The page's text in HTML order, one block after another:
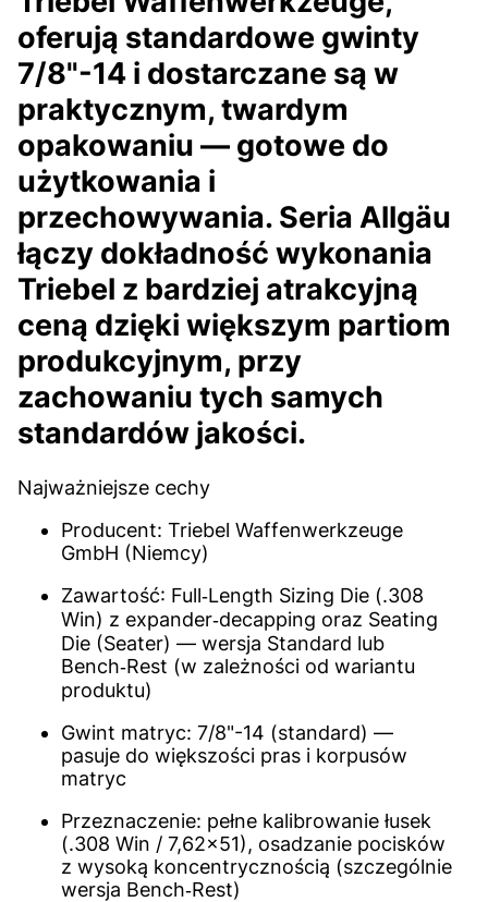
oferują standardowe gwinty
7/8"-14 i dostarczane są w
praktycznym, twardym
opakowaniu — gotowe do
użytkowania i
przechowywania. Seria Allgäu
łączy dokładność wykonania
Triebel z bardziej atrakcyjną
ceną dzięki większym partiom
produkcyjnym, przy
zachowaniu tych samych
standardów jakości.
Najważniejsze cechy
Producent: Triebel Waffenwerkzeuge
GmbH (Niemcy)
Zawartość: Full‑Length Sizing Die (.308
Win) z expander‑decapping oraz Seating
Die (Seater) — wersja Standard lub
Bench‑Rest (w zależności od wariantu
produktu)
Gwint matryc: 7/8"-14 (standard) —
pasuje do większości pras i korpusów
matryc
Przeznaczenie: pełne kalibrowanie łusek
(.308 Win / 7,62×51), osadzanie pocisków
z wysoką koncentrycznością (szczególnie
wersja Bench‑Rest)